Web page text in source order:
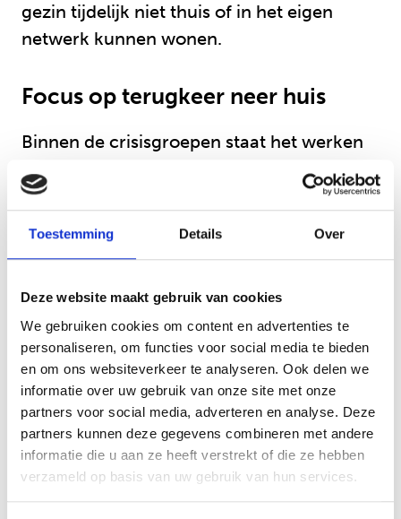
Toestemming Details Over
Deze website maakt gebruik van cookies
We gebruiken cookies om content en advertenties te
personaliseren, om functies voor social media te bieden
en om ons websiteverkeer te analyseren. Ook delen we
informatie over uw gebruik van onze site met onze
partners voor social media, adverteren en analyse. Deze
partners kunnen deze gegevens combineren met andere
informatie die u aan ze heeft verstrekt of die ze hebben
verzameld op basis van uw gebruik van hun services.
gezin tijdelijk niet thuis of in het eigen
netwerk kunnen wonen.
Focus op terugkeer neer huis
Binnen de crisisgroepen staat het werken
aan terugkeer naar huis centraal. Dit
gebeurt systeemgericht: de jongere én het
jongeren krijgen een vaste mentor op de
spoedhulpverlener is intensief betrokken in
het gezin. De mentor en ambulante
spoedhulpverlener werken nauw samen
met het doel om de situatie te stabiliseren
en binnen vier weken veiligheid te creëren.
“We vangen niet alleen tijdelijk op,” zegt
Bram, “maar we richten ons vanaf de
eerste dag op de groep op het herstellen